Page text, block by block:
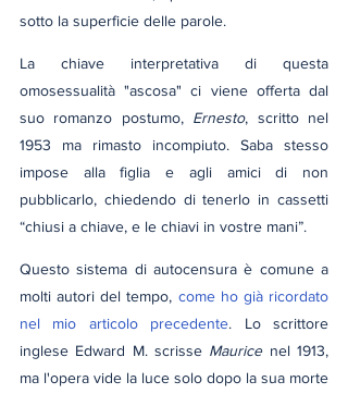
sotto la superficie delle parole.
La chiave interpretativa di questa
omosessualità "ascosa" ci viene offerta dal
suo romanzo postumo, Ernesto, scritto nel
1953 ma rimasto incompiuto. Saba stesso
impose alla figlia e agli amici di non
pubblicarlo, chiedendo di tenerlo in cassetti
“chiusi a chiave, e le chiavi in vostre mani”.
Questo sistema di autocensura è comune a
molti autori del tempo, come ho già ricordato
nel mio articolo precedente. Lo scrittore
inglese Edward M. scrisse Maurice nel 1913,
ma l'opera vide la luce solo dopo la sua morte